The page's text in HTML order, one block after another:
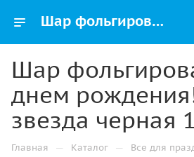
Шар фольгированный С днем рождения! d32 звезда черная 1/25/100 оптом и в розницу в Альметьевске, цены в каталоге с доставкой
Шар
днем
звезда черная
Главная — Каталог — Все для